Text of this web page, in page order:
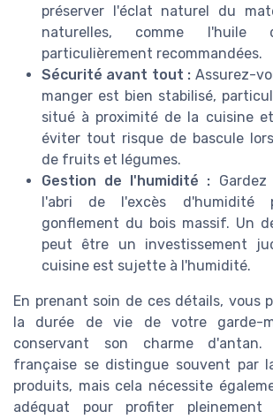
préserver l'éclat naturel du
naturelles, comme
particulièrement recommandées.
Sécurité avant tout : Assurez-
manger est bien stabilisé,
situé à proximité de la cuisine
éviter tout risque de bascule
de fruits et légumes.
Gestion de l'humidité :
l'abri de l'excès d'humidité
gonflement du bois massif. Un
peut être un investissement
cuisine est sujette à l'humidité.
En prenant soin de ces détails, vous
la durée de vie de votre garde-
conservant son charme
française se distingue souvent par
produits, mais cela nécessite
adéquat pour profiter pleinement